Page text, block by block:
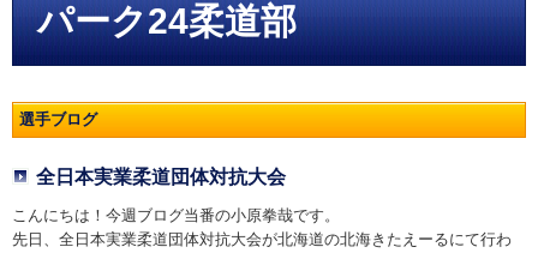
パーク24柔道部
選手ブログ
全日本実業柔道団体対抗大会
こんにちは！今週ブログ当番の小原拳哉です。
先日、全日本実業柔道団体対抗大会が北海道の北海きたえーるにて行わ